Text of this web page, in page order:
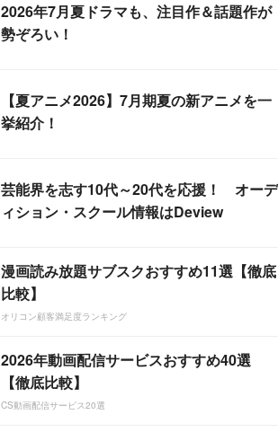
2026年7月夏ドラマも、注目作＆話題作が
勢ぞろい！
【夏アニメ2026】7月期夏の新アニメを一
挙紹介！
芸能界を志す10代～20代を応援！ オーデ
ィション・スクール情報はDeview
漫画読み放題サブスクおすすめ11選【徹底
比較】
オリコン顧客満足度ランキング
2026年動画配信サービスおすすめ40選
【徹底比較】
CS動画配信サービス20選